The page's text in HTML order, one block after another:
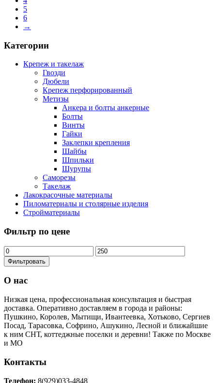
5
6
→
Категории
Крепеж и такелаж
Гвозди
Дюбели
Крепеж перфорированный
Метизы
Анкера и болты анкерные
Болты
Винты
Гайки
Заклепки крепления
Шайбы
Шпильки
Шурупы
Саморезы
Такелаж
Лакокрасочные материалы
Пиломатериалы и столярные изделия
Стройматериалы
Фильтр по цене
Фильтровать
О нас
Низкая цена, профессиональная консультация и быстрая
доставка. Оперативно доставляем в города и районы:
Пушкино, Королев, Мытищи, Ивантеевка, Хотьково, Сергиев
Посад, Тарасовка, Софрино, Ашукино, Лесной и ближайшие
к ним СНТ, коттеджные поселки и деревни! Также по Москве
и МО
Контакты
Телефон: 8(929)033-4848